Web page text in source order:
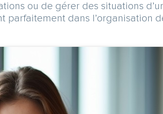
ou de gérer des situations
parfaitement dans l’organisation